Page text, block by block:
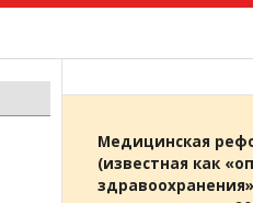
Медицинская
(известная как